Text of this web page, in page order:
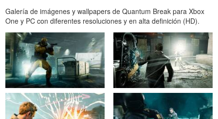
Galería de imágenes y wallpapers de Quantum Break para Xbox
One y PC con diferentes resoluciones y en alta definición (HD).